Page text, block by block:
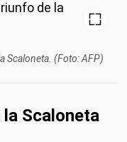
Scaloneta. (Foto: AFP)
Scaloneta